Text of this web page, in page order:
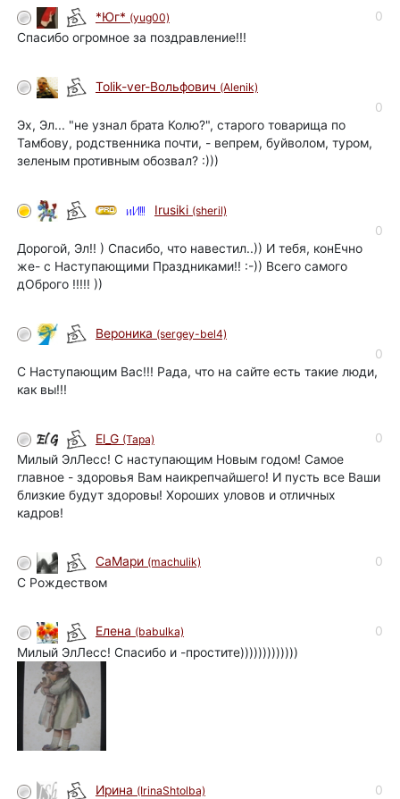
*Юг* (yug00)
0
Спасибо огромное за поздравление!!!
Tolik-ver-Вольфович (Alenik)
0
Эх, Эл... "не узнал брата Колю?", старого товарища по
Тамбову, родственника почти, - вепрем, буйволом, туром,
зеленым противным обозвал? :)))
Irusiki (sheril)
0
Дорогой, Эл!! ) Спасибо, что навестил..)) И тебя, конЕчно
же- с Наступающими Праздниками!! :-)) Всего самого
дОброго !!!!! ))
Вероника (sergey-bel4)
0
С Наступающим Вас!!! Рада, что на сайте есть такие люди,
как вы!!!
El_G (Tapa)
0
Милый ЭлЛесс! С наступающим Новым годом! Самое
главное - здоровья Вам наикрепчайшего! И пусть все Ваши
близкие будут здоровы! Хороших уловов и отличных
кадров!
СаМари (machulik)
0
С Рождеством
Елена (babulka)
0
Милый ЭлЛесс! Спасибо и -простите)))))))))))))
Ирина (IrinaShtolba)
0